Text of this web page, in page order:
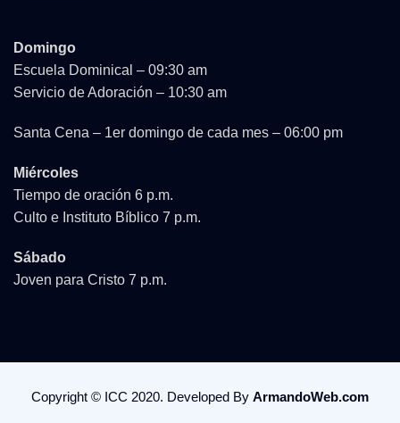
Domingo
Escuela Dominical – 09:30 am
Servicio de Adoración – 10:30 am
Santa Cena – 1er domingo de cada mes – 06:00 pm
Miércoles
Tiempo de oración 6 p.m.
Culto e Instituto Bíblico 7 p.m.
Sábado
Joven para Cristo 7 p.m.
Copyright © ICC 2020. Developed By ArmandoWeb.com